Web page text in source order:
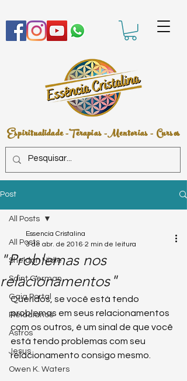
Espiritualidade -Terapias -Mentorias - Cursos
Post
All Posts
Sheldan Nidle
Saint German
Gaia Portal
Pleiadianos
Astros
Jesus
Owen K. Waters
All Posts
"Problemas nos
relacionamentos"
Essencia Cristalina
3 de abr. de 2016 2 min de leitura
Queridos, se você está tendo
problemas em seus relacionamentos
com os outros, é um sinal de que você
está tendo problemas com seu
relacionamento consigo mesmo.